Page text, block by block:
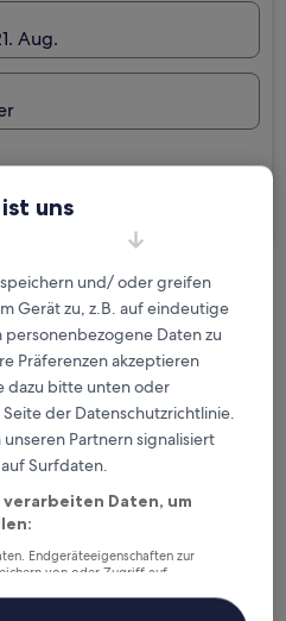
Aug.
bei
für jede
Übernachtung
für Mitglieder
diese Daten
uns
und/ oder greifen
Gerät zu, z.B. auf eindeutige
personenbezogene Daten zu
Präferenzen akzeptieren
dazu bitte unten oder
der Datenschutzrichtlinie.
Partnern signalisiert
Surfdaten.
Daten, um
Endgeräteeigenschaften zur
von oder Zugriff auf
und der Performance von Inhalten,